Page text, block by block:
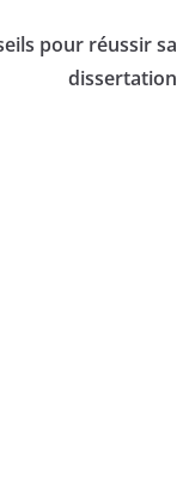
pour réussir sa
dissertation